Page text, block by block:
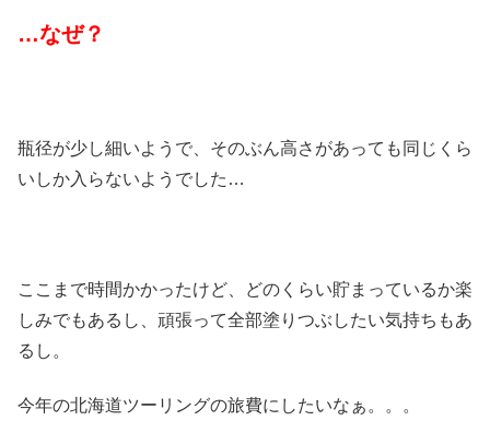
…なぜ？
瓶径が少し細いようで、そのぶん高さがあっても同じくら
いしか入らないようでした…
ここまで時間かかったけど、どのくらい貯まっているか楽
しみでもあるし、頑張って全部塗りつぶしたい気持ちもあ
るし。
今年の北海道ツーリングの旅費にしたいなぁ。。。